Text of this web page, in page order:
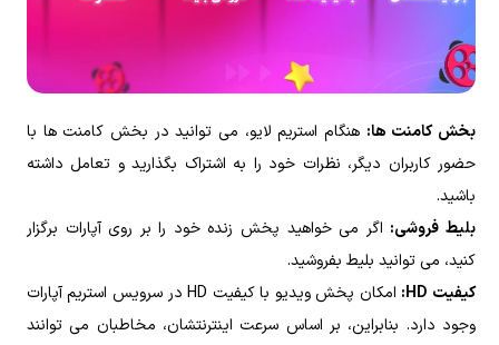
بخش کامنت‌ ها: هنگام استریم لایو، می‌ توانید در بخش کامنت‌ ها با
حضور کاربران دیگر، نظرات خود را به اشتراک بگذارید و تعامل داشته
باشید.
بلیط فروشی: اگر می‌ خواهید پخش زنده خود را بر روی آپارات برگزار
کنید، می‌ توانید بلیط بفروشید.
کیفیت HD
:
امکان پخش ویدیو با کیفیت HD در سرویس استریم آپارات
وجود دارد. بنابراین، بر اساس سرعت اینترنتشان، مخاطبان می‌ توانند